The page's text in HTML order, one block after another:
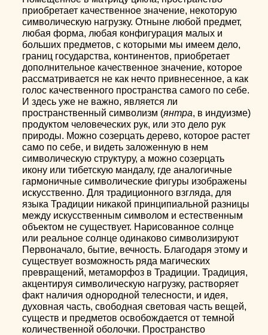
приобретает качественное значение, некоторую
символическую нагрузку. Отныне любой предмет,
любая форма, любая конфигурация малых и
больших предметов, с которыми мы имеем дело,
границ государства, континентов, приобретает
дополнительное качественное значение, которое
рассматривается не как нечто привнесенное, а как
голос качественного пространства самого по себе.
И здесь уже не важно, является ли
пространственный символизм (янтра, в индуизме)
продуктом человеческих рук, или это дело рук
природы. Можно созерцать дерево, которое растет
само по себе, и видеть заложенную в нем
символическую структуру, а можно созерцать
икону или тибетскую мандалу, где аналогичные
гармоничные символические фигуры изображены
искусственно. Для традиционного взгляда, для
языка Традиции никакой принципиальной разницы
между искусственным символом и естественным
объектом не существует. Нарисованное солнце
или реальное солнце одинаково символизируют
Первоначало, бытие, вечность. Благодаря этому и
существует возможность ряда магических
превращений, метаморфоз в Традиции. Традиция,
акцентируя символическую нагрузку, растворяет
факт наличия однородной телесности, и идея,
духовная часть, свободная световая часть вещей,
существ и предметов освобождается от темной
количественной оболочки. Пространство